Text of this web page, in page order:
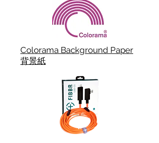
Colorama Background Paper
背景紙